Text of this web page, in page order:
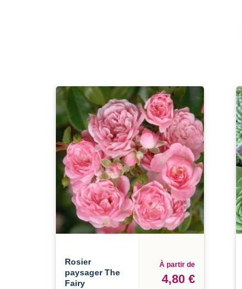
Rosier
paysager The
Fairy
À partir de
4,80 €